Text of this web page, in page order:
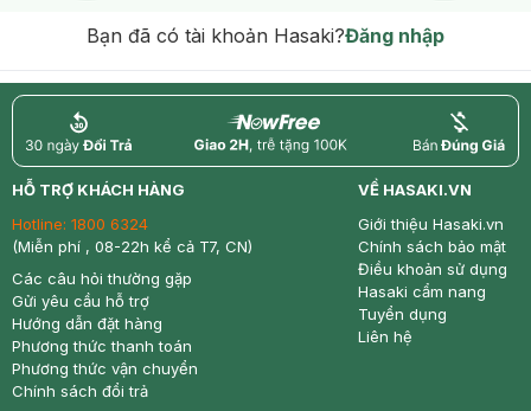
Bạn đã có tài khoản Hasaki?Đăng nhập
return nowfree price
HỖ TRỢ KHÁCH HÀNG
Hotline: 1800 6324
(Miễn phí , 08-22h kể cả T7, CN)
Các câu hỏi thường gặp
Gửi yêu cầu hỗ trợ
Hướng dẫn đặt hàng
Phương thức thanh toán
Phương thức vận chuyển
Chính sách đổi trả
VỀ HASAKI.VN
Giới thiệu Hasaki.vn
Chính sách bảo mật
Điều khoản sử dụng
Hasaki cẩm nang
Tuyển dụng
Liên hệ